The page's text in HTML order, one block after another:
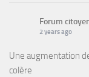
Forum
2 years ago
Une augmentation
colère